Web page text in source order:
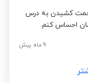
کشیدن به درس
احساس کنم.
9 ماه پیش